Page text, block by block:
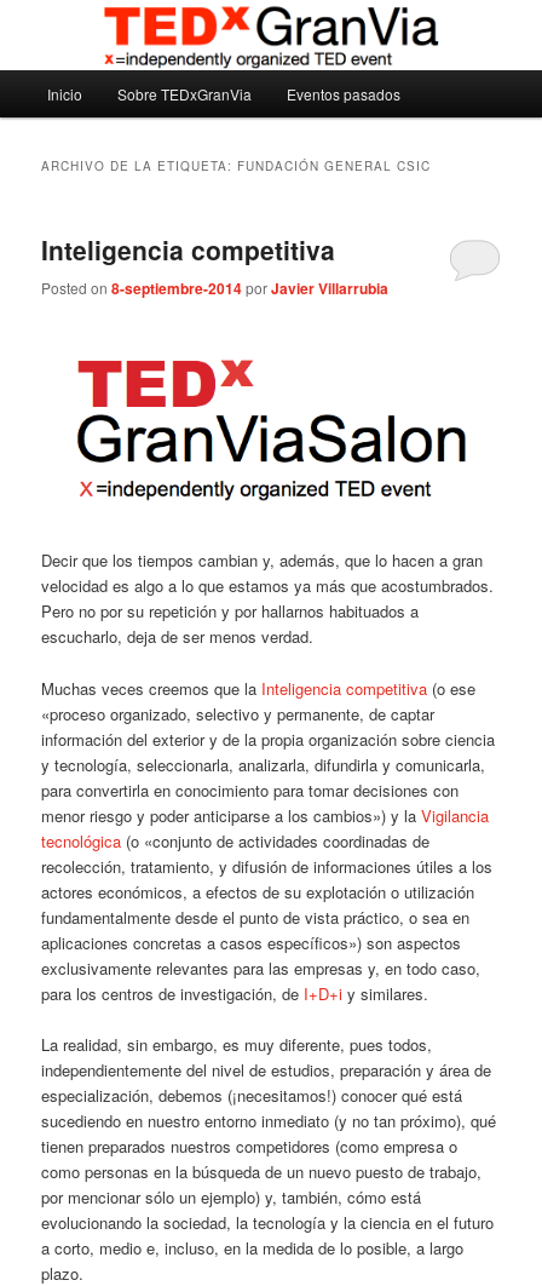
principal
secundarioTEDxGranVia
Madrid – España – Spain
Inicio Sobre TEDxGranVia Eventos pasados
ARCHIVO DE LA ETIQUETA: FUNDACIÓN GENERAL CSIC
Inteligencia competitiva
Posted on8-septiembre-2014porJavier Villarrubia
Decir que los tiempos cambian y, además, que lo hacen a gran
velocidad es algo a lo que estamos ya más que acostumbrados.
Pero no por su repetición y por hallarnos habituados a
escucharlo, deja de ser menos verdad.
Muchas veces creemos que la Inteligencia competitiva (o ese
«proceso organizado, selectivo y permanente, de captar
información del exterior y de la propia organización sobre ciencia
y tecnología, seleccionarla, analizarla, difundirla y comunicarla,
para convertirla en conocimiento para tomar decisiones con
menor riesgo y poder anticiparse a los cambios») y laVigilancia
tecnológica (o «conjunto de actividades coordinadas de
recolección, tratamiento, y difusión de informaciones útiles a los
actores económicos, a efectos de su explotación o utilización
fundamentalmente desde el punto de vista práctico, o sea en
aplicaciones concretas a casos específicos») son aspectos
exclusivamente relevantes para las empresas y, en todo caso,
para los centros de investigación, de I+D+i y similares.
La realidad, sin embargo, es muy diferente, pues todos,
independientemente del nivel de estudios, preparación y área de
especialización, debemos (¡necesitamos!) conocer qué está
sucediendo en nuestro entorno inmediato (y no tan próximo), qué
tienen preparados nuestros competidores (como empresa o
como personas en la búsqueda de un nuevo puesto de trabajo,
por mencionar sólo un ejemplo) y, también, cómo está
evolucionando la sociedad, la tecnología y la ciencia en el futuro
a corto, medio e, incluso, en la medida de lo posible, a largo
plazo.